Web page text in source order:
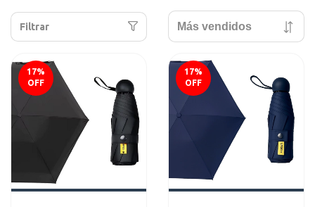
Filtrar
17%
OFF
17%
OFF